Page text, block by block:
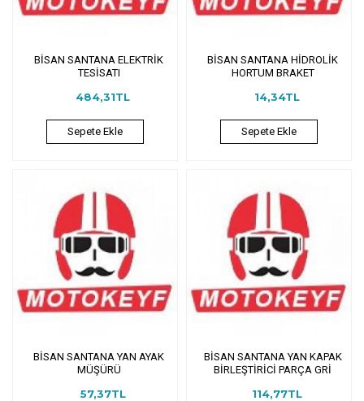
BİSAN SANTANA ELEKTRİK
TESİSATI
484,31TL
Sepete Ekle
BİSAN SANTANA HİDROLİK
HORTUM BRAKET
14,34TL
Sepete Ekle
BİSAN SANTANA YAN AYAK
MÜŞÜRÜ
57,37TL
BİSAN SANTANA YAN KAPAK
BİRLEŞTİRİCİ PARÇA GRİ
114,77TL